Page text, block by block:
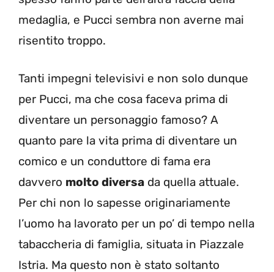
medaglia, e Pucci sembra non averne mai
risentito troppo.
Tanti impegni televisivi e non solo dunque
per Pucci, ma che cosa faceva prima di
diventare un personaggio famoso? A
quanto pare la vita prima di diventare un
comico e un conduttore di fama era
davvero molto diversa da quella attuale.
Per chi non lo sapesse originariamente
l’uomo ha lavorato per un po’ di tempo nella
tabaccheria di famiglia, situata in Piazzale
Istria. Ma questo non è stato soltanto